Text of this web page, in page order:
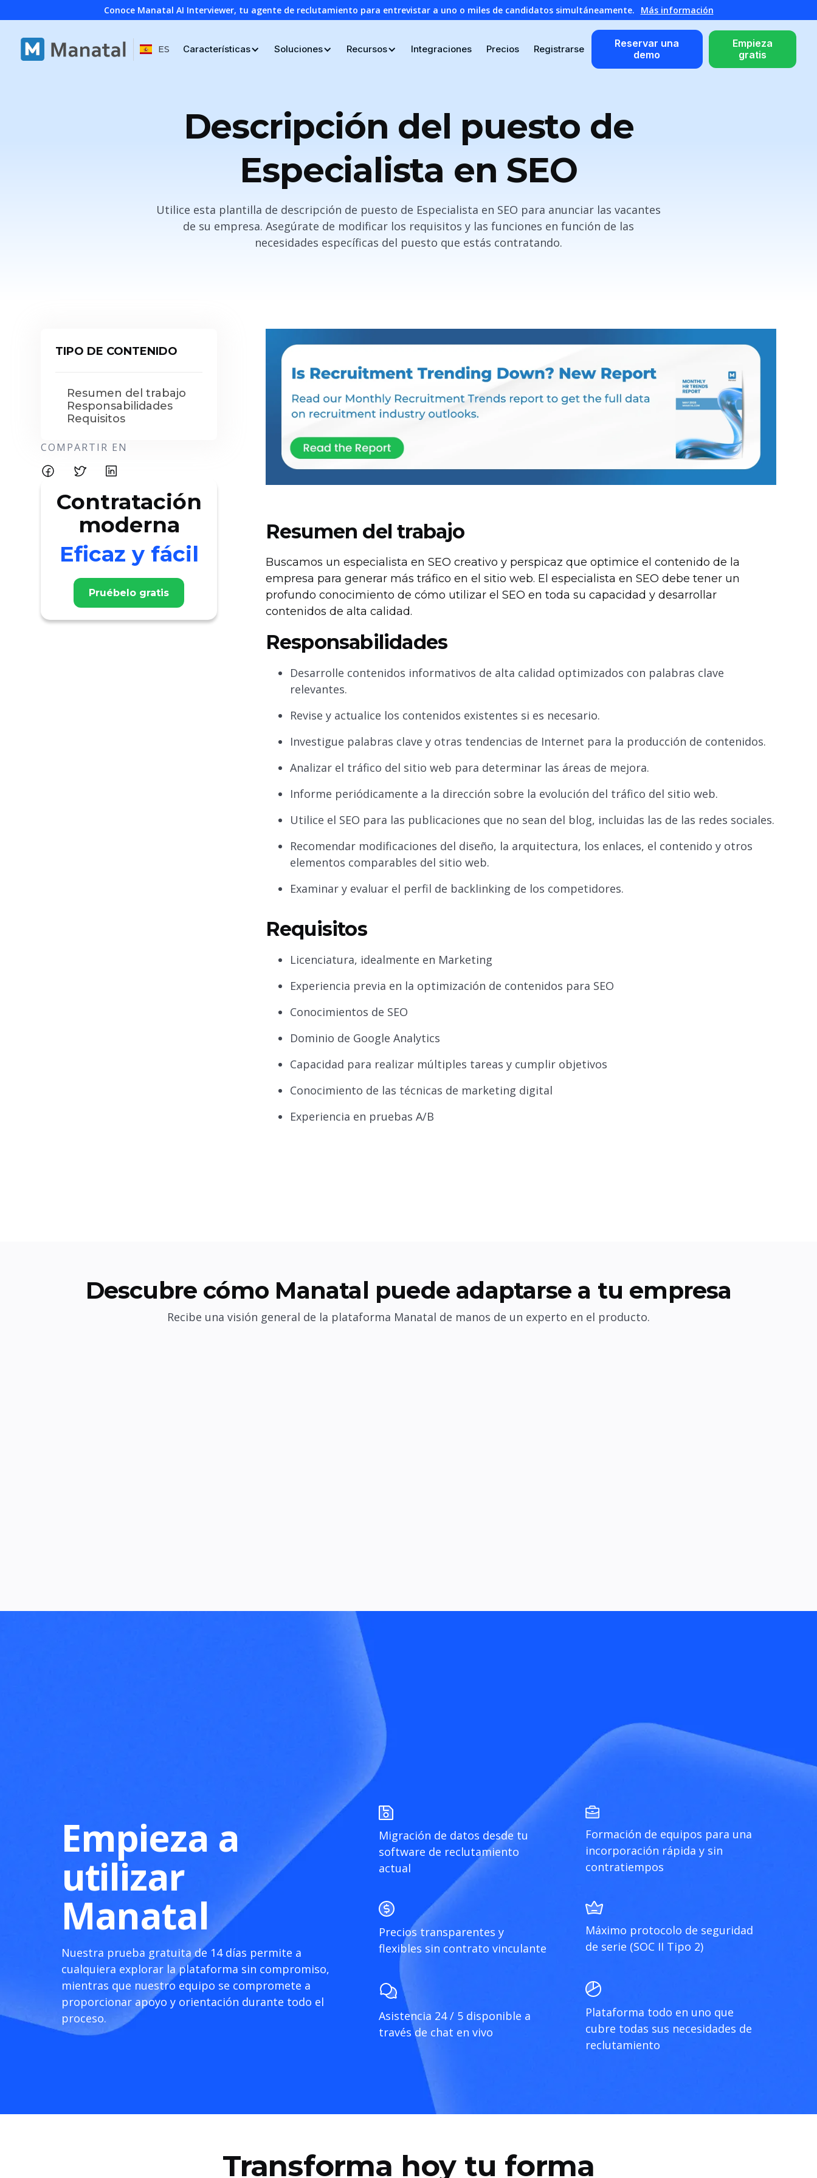
Conoce Manatal AI Interviewer, tu agente de reclutamiento para entrevistar a uno o miles de candidatos simultáneamente. Más información
ES Características Soluciones Recursos Integraciones Precios Registrarse
Reservar una
demo
Empieza
gratis
Descripción del puesto de
Especialista en SEO
Utilice esta plantilla de descripción de puesto de Especialista en SEO para anunciar las vacantes
de su empresa. Asegúrate de modificar los requisitos y las funciones en función de las
necesidades específicas del puesto que estás contratando.
TIPO DE CONTENIDO
Resumen del trabajo
Responsabilidades
Requisitos
COMPARTIR EN
Contratación
moderna
Eficaz y fácil
Pruébelo gratis
Resumen del trabajo
Buscamos un especialista en SEO creativo y perspicaz que optimice el contenido de la
empresa para generar más tráfico en el sitio web. El especialista en SEO debe tener un
profundo conocimiento de cómo utilizar el SEO en toda su capacidad y desarrollar
contenidos de alta calidad.
Responsabilidades
Desarrolle contenidos informativos de alta calidad optimizados con palabras clave
relevantes.
Revise y actualice los contenidos existentes si es necesario.
Investigue palabras clave y otras tendencias de Internet para la producción de contenidos.
Analizar el tráfico del sitio web para determinar las áreas de mejora.
Informe periódicamente a la dirección sobre la evolución del tráfico del sitio web.
Utilice el SEO para las publicaciones que no sean del blog, incluidas las de las redes sociales.
Recomendar modificaciones del diseño, la arquitectura, los enlaces, el contenido y otros
elementos comparables del sitio web.
Examinar y evaluar el perfil de backlinking de los competidores.
Requisitos
Licenciatura, idealmente en Marketing
Experiencia previa en la optimización de contenidos para SEO
Conocimientos de SEO
Dominio de Google Analytics
Capacidad para realizar múltiples tareas y cumplir objetivos
Conocimiento de las técnicas de marketing digital
Experiencia en pruebas A/B
Descubre cómo Manatal puede adaptarse a tu empresa
Recibe una visión general de la plataforma Manatal de manos de un experto en el producto.
Empieza a
utilizar
Manatal
Nuestra prueba gratuita de 14 días permite a
cualquiera explorar la plataforma sin compromiso,
mientras que nuestro equipo se compromete a
proporcionar apoyo y orientación durante todo el
proceso.
Migración de datos desde tu
software de reclutamiento
actual
Formación de equipos para una
incorporación rápida y sin
contratiempos
Precios transparentes y
flexibles sin contrato vinculante
Máximo protocolo de seguridad
de serie (SOC II Tipo 2)
Asistencia 24 / 5 disponible a
través de chat en vivo
Plataforma todo en uno que
cubre todas sus necesidades de
reclutamiento
Transforma hoy tu forma